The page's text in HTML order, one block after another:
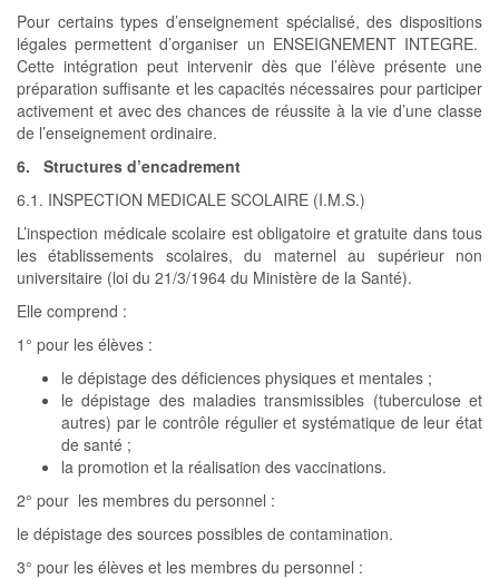
Pour certains types d’enseignement spécialisé, des dispositions
légales permettent d’organiser un ENSEIGNEMENT INTEGRE.
Cette intégration peut intervenir dès que l’élève présente une
préparation suffisante et les capacités nécessaires pour participer
activement et avec des chances de réussite à la vie d’une classe
de l’enseignement ordinaire.
6. Structures d’encadrement
6.1. INSPECTION MEDICALE SCOLAIRE (I.M.S.)
L’inspection médicale scolaire est obligatoire et gratuite dans tous
les établissements scolaires, du maternel au supérieur non
universitaire (loi du 21/3/1964 du Ministère de la Santé).
Elle comprend :
1° pour les élèves :
le dépistage des déficiences physiques et mentales ;
le dépistage des maladies transmissibles (tuberculose et
autres) par le contrôle régulier et systématique de leur état
de santé ;
la promotion et la réalisation des vaccinations.
2° pour les membres du personnel :
le dépistage des sources possibles de contamination.
3° pour les élèves et les membres du personnel :